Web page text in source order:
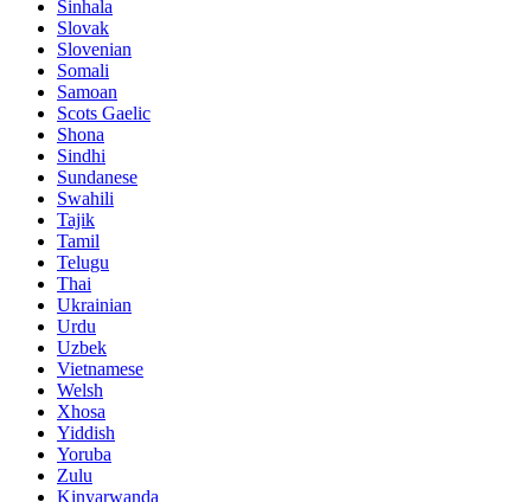
Sinhala
Slovak
Slovenian
Somali
Samoan
Scots Gaelic
Shona
Sindhi
Sundanese
Swahili
Tajik
Tamil
Telugu
Thai
Ukrainian
Urdu
Uzbek
Vietnamese
Welsh
Xhosa
Yiddish
Yoruba
Zulu
Kinyarwanda